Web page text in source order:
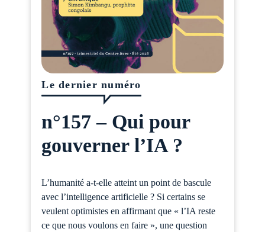
n°157 – Qui pour
gouverner l’IA ?
Le dernier numéro
L’humanité a-t-elle atteint un point de bascule
avec l’intelligence artificielle ? Si certains se
veulent optimistes en affirmant que « l’IA reste
ce que nous voulons en faire », une question